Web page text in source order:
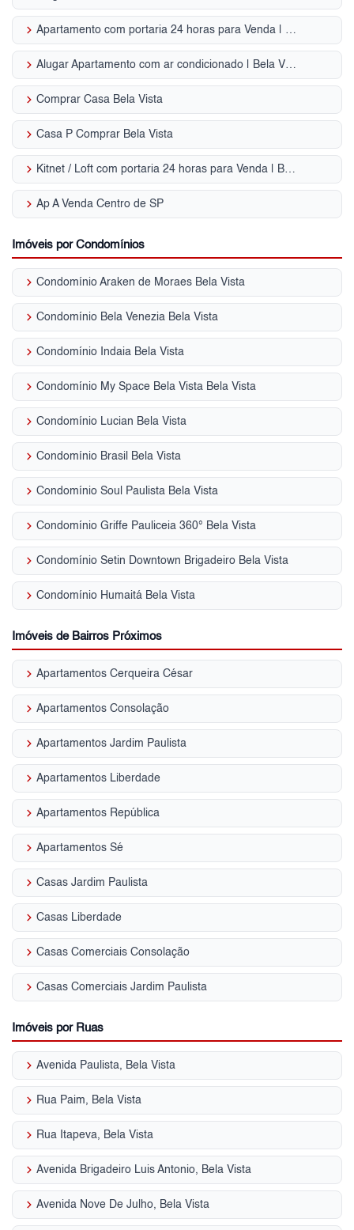
keyboard_arrow_right Apartamento com portaria 24 horas para Venda | Bela Vista
keyboard_arrow_right Alugar Apartamento com ar condicionado | Bela Vista
keyboard_arrow_right Comprar Casa Bela Vista
keyboard_arrow_right Casa P Comprar Bela Vista
keyboard_arrow_right Kitnet / Loft com portaria 24 horas para Venda | Bela Vista
keyboard_arrow_right Ap A Venda Centro de SP
Imóveis por Condomínios
keyboard_arrow_right Condomínio Araken de Moraes Bela Vista
keyboard_arrow_right Condomínio Bela Venezia Bela Vista
keyboard_arrow_right Condomínio Indaia Bela Vista
keyboard_arrow_right Condomínio My Space Bela Vista Bela Vista
keyboard_arrow_right Condomínio Lucian Bela Vista
keyboard_arrow_right Condomínio Brasil Bela Vista
keyboard_arrow_right Condomínio Soul Paulista Bela Vista
keyboard_arrow_right Condomínio Griffe Pauliceia 360° Bela Vista
keyboard_arrow_right Condomínio Setin Downtown Brigadeiro Bela Vista
keyboard_arrow_right Condomínio Humaitá Bela Vista
Imóveis de Bairros Próximos
keyboard_arrow_right Apartamentos Cerqueira César
keyboard_arrow_right Apartamentos Consolação
keyboard_arrow_right Apartamentos Jardim Paulista
keyboard_arrow_right Apartamentos Liberdade
keyboard_arrow_right Apartamentos República
keyboard_arrow_right Apartamentos Sé
keyboard_arrow_right Casas Jardim Paulista
keyboard_arrow_right Casas Liberdade
keyboard_arrow_right Casas Comerciais Consolação
keyboard_arrow_right Casas Comerciais Jardim Paulista
Imóveis por Ruas
keyboard_arrow_right Avenida Paulista, Bela Vista
keyboard_arrow_right Rua Paim, Bela Vista
keyboard_arrow_right Rua Itapeva, Bela Vista
keyboard_arrow_right Avenida Brigadeiro Luis Antonio, Bela Vista
keyboard_arrow_right Avenida Nove De Julho, Bela Vista